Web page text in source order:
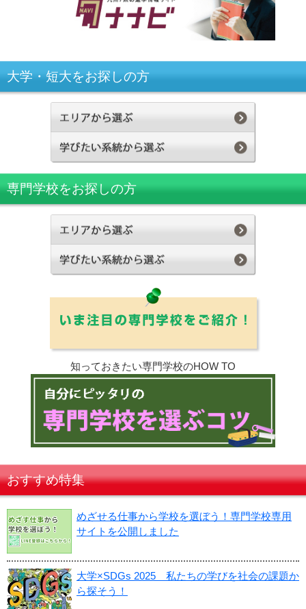
大学・短大をお探しの方
専門学校をお探しの方
知っておきたい専門学校のHOW TO
おすすめ特集
めざせる仕事から学校を選ぼう！専門学校専用
サイトを公開しました
大学×SDGs 2025 私たちの学びを社会の課題か
ら探そう！